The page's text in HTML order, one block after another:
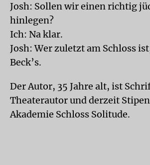
Josh: Sollen wir einen richtig
hinlegen?
Ich: Na klar.
Josh: Wer zuletzt am Schloss
Beck’s.
Der Autor, 35 Jahre alt, ist
Theaterautor und derzeit
Akademie Schloss Solitude.